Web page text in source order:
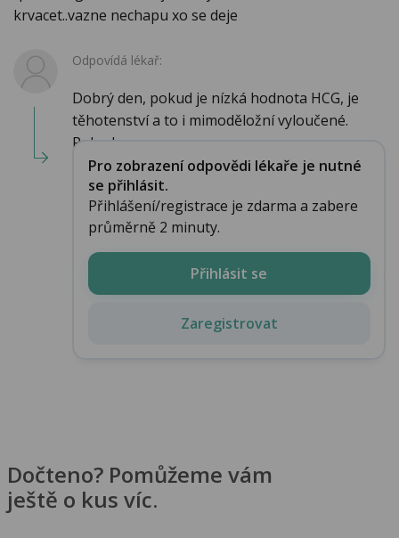
krvacet..vazne nechapu xo se deje
Odpovídá lékař:
Dobrý den, pokud je nízká hodnota HCG, je
těhotenství a to i mimoděložní vyloučené.
Pokud ...
Pro zobrazení odpovědi lékaře je nutné
se přihlásit.
Přihlášení/registrace je zdarma a zabere
průměrně 2 minuty.
Přihlásit se
Zaregistrovat
Dočteno? Pomůžeme vám
ještě o kus víc.